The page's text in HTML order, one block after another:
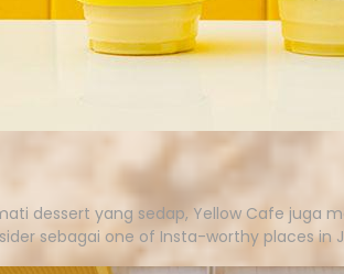
dessert yang sedap, Yellow Cafe juga
sebagai one of Insta-worthy places in